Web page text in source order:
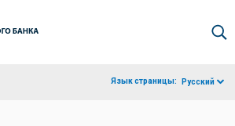
Язык страницы: Русский